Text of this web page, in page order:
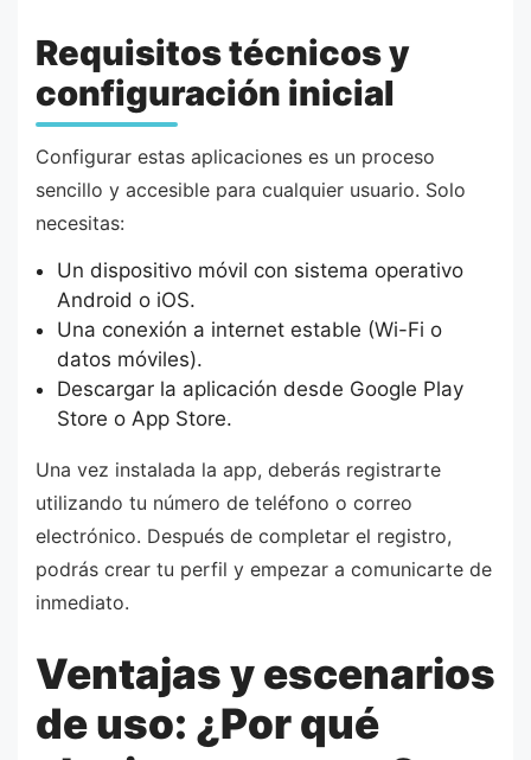
Requisitos técnicos y
configuración inicial
Configurar estas aplicaciones es un proceso
sencillo y accesible para cualquier usuario. Solo
necesitas:
Un dispositivo móvil con sistema operativo
Android o iOS.
Una conexión a internet estable (Wi-Fi o
datos móviles).
Descargar la aplicación desde Google Play
Store o App Store.
Una vez instalada la app, deberás registrarte
utilizando tu número de teléfono o correo
electrónico. Después de completar el registro,
podrás crear tu perfil y empezar a comunicarte de
inmediato.
Ventajas y escenarios
de uso: ¿Por qué